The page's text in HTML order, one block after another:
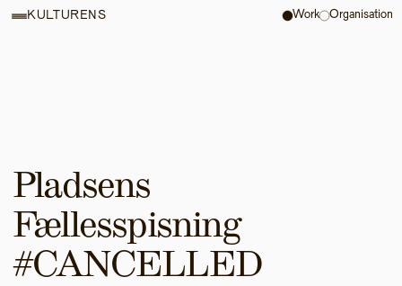
Pladsens
Fællesspisning
#CANCELLED
KULTURENS Work Organisation